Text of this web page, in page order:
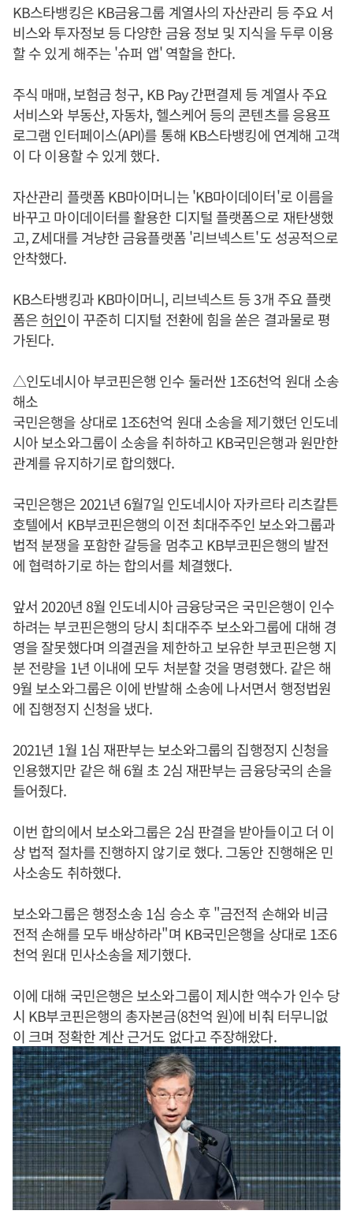
KB스타뱅킹은 KB금융그룹 계열사의 자산관리 등 주요 서
비스와 투자정보 등 다양한 금융 정보 및 지식을 두루 이용
할 수 있게 해주는 '슈퍼 앱' 역할을 한다.
주식 매매, 보험금 청구, KB Pay 간편결제 등 계열사 주요
서비스와 부동산, 자동차, 헬스케어 등의 콘텐츠를 응용프
로그램 인터페이스(API)를 통해 KB스타뱅킹에 연계해 고객
이 다 이용할 수 있게 했다.
자산관리 플랫폼 KB마이머니는 'KB마이데이터'로 이름을
바꾸고 마이데이터를 활용한 디지털 플랫폼으로 재탄생했
고, Z세대를 겨냥한 금융플랫폼 '리브넥스트'도 성공적으로
안착했다.
KB스타뱅킹과 KB마이머니, 리브넥스트 등 3개 주요 플랫
폼은허인이 꾸준히 디지털 전환에 힘을 쏟은 결과물로 평
가된다.
△인도네시아 부코핀은행 인수 둘러싼 1조6천억 원대 소송
해소
국민은행을 상대로 1조6천억 원대 소송을 제기했던 인도네
시아 보소와그룹이 소송을 취하하고 KB국민은행과 원만한
관계를 유지하기로 합의했다.
국민은행은 2021년 6월7일 인도네시아 자카르타 리츠칼튼
호텔에서 KB부코핀은행의 이전 최대주주인 보소와그룹과
법적 분쟁을 포함한 갈등을 멈추고 KB부코핀은행의 발전
에 협력하기로 하는 합의서를 체결했다.
앞서 2020년 8월 인도네시아 금융당국은 국민은행이 인수
하려는 부코핀은행의 당시 최대주주 보소와그룹에 대해 경
영을 잘못했다며 의결권을 제한하고 보유한 부코핀은행 지
분 전량을 1년 이내에 모두 처분할 것을 명령했다. 같은 해
9월 보소와그룹은 이에 반발해 소송에 나서면서 행정법원
에 집행정지 신청을 냈다.
2021년 1월 1심 재판부는 보소와그룹의 집행정지 신청을
인용했지만 같은 해 6월 초 2심 재판부는 금융당국의 손을
들어줬다.
이번 합의에서 보소와그룹은 2심 판결을 받아들이고 더 이
상 법적 절차를 진행하지 않기로 했다. 그동안 진행해온 민
사소송도 취하했다.
보소와그룹은 행정소송 1심 승소 후 "금전적 손해와 비금
전적 손해를 모두 배상하라"며 KB국민은행을 상대로 1조6
천억 원대 민사소송을 제기했다.
이에 대해 국민은행은 보소와그룹이 제시한 액수가 인수 당
시 KB부코핀은행의 총자본금(8천억 원)에 비춰 터무니없
이 크며 정확한 계산 근거도 없다고 주장해왔다.